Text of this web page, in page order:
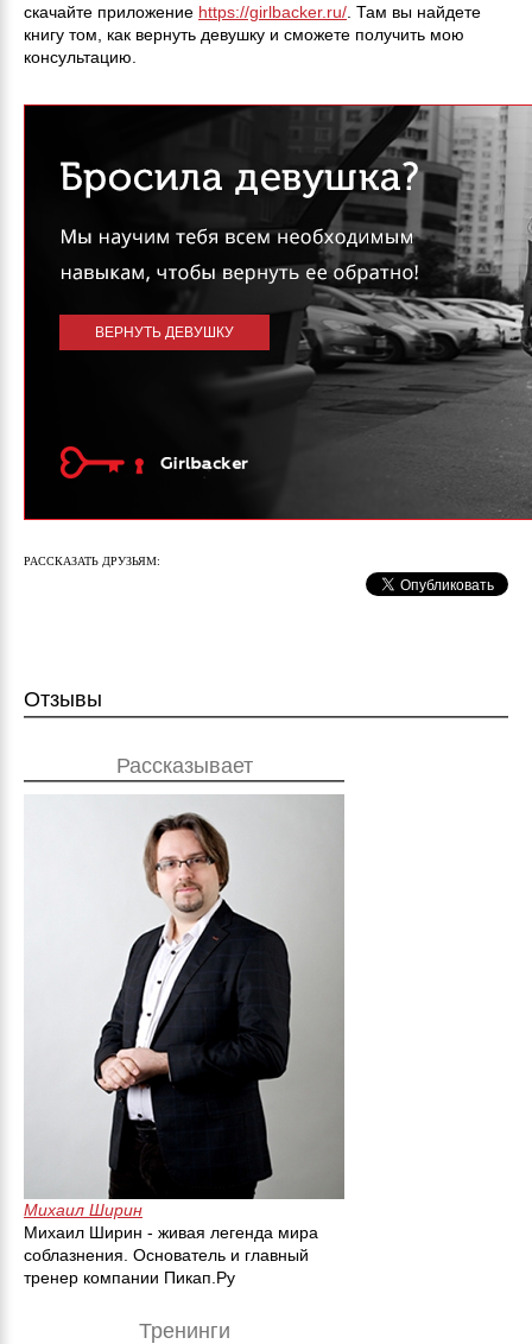
скачайте приложение https://girlbacker.ru/ . Там вы найдете
книгу том, как вернуть девушку и сможете получить мою
консультацию.
ВЕРНУТЬ ДЕВУШКУ
РАССКАЗАТЬ ДРУЗЬЯМ:
Отзывы
Рассказывает
Михаил Ширин
Михаил Ширин - живая легенда мира
соблазнения. Основатель и главный
тренер компании Пикап.Ру
Тренинги